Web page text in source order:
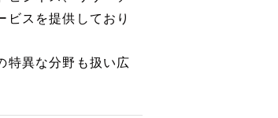
ビスを提供しており
特異な分野も扱い広